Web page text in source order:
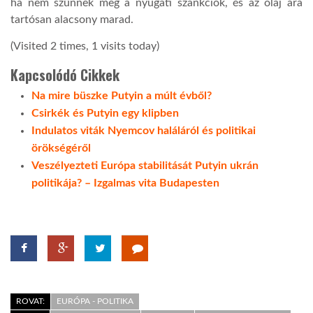
ha nem szűnnek meg a nyugati szankciók, és az olaj ára
tartósan alacsony marad.
(Visited 2 times, 1 visits today)
Kapcsolódó Cikkek
Na mire büszke Putyin a múlt évből?
Csirkék és Putyin egy klipben
Indulatos viták Nyemcov haláláról és politikai
örökségéről
Veszélyezteti Európa stabilitását Putyin ukrán
politikája? – Izgalmas vita Budapesten
ROVAT: EURÓPA - POLITIKA